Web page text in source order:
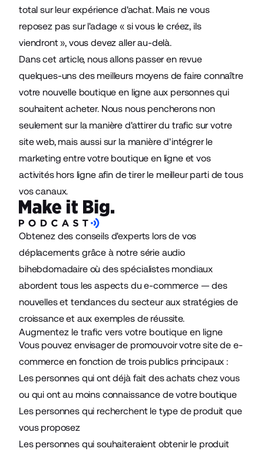
total sur leur expérience d'achat. Mais ne vous
reposez pas sur l'adage « si vous le créez, ils
viendront », vous devez aller au-delà.
Dans cet article, nous allons passer en revue
quelques-uns des meilleurs moyens de faire connaître
votre nouvelle boutique en ligne aux personnes qui
souhaitent acheter. Nous nous pencherons non
seulement sur la manière d'attirer du trafic sur votre
site web, mais aussi sur la manière d'intégrer le
marketing entre votre boutique en ligne et vos
activités hors ligne afin de tirer le meilleur parti de tous
vos canaux.
Obtenez des conseils d'experts lors de vos
déplacements grâce à notre série audio
bihebdomadaire où des spécialistes mondiaux
abordent tous les aspects du e-commerce — des
nouvelles et tendances du secteur aux stratégies de
croissance et aux exemples de réussite.
Augmentez le trafic vers votre boutique en ligne
Vous pouvez envisager de promouvoir votre site de e-
commerceen fonction de trois publics principaux :
Les personnes qui ont déjà fait des achats chez vous
ou qui ont au moins connaissance de votre boutique
Les personnes qui recherchent le type de produit que
vous proposez
Les personnes qui souhaiteraient obtenir le produit